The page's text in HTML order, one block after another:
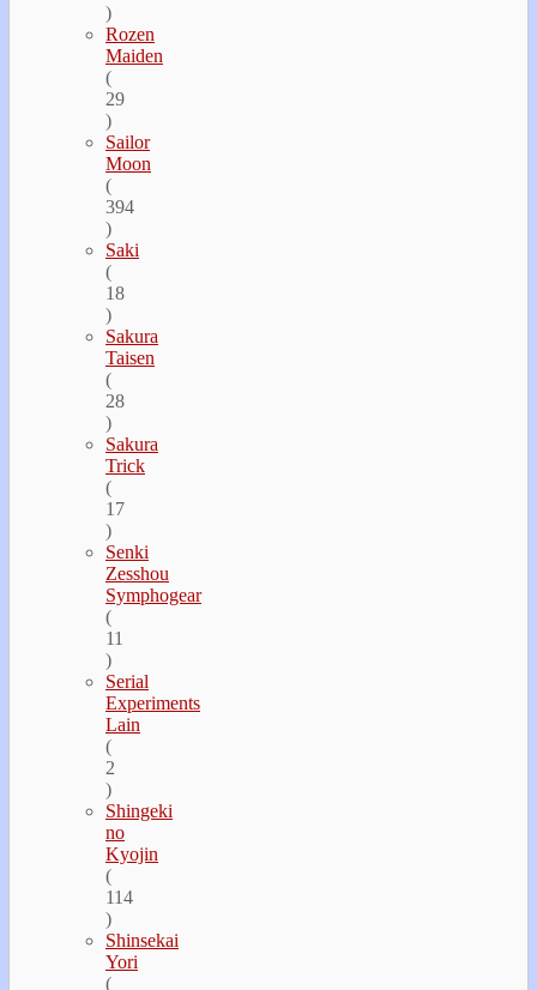
)
Rozen
Maiden
(
29
)
Sailor
Moon
(
394
)
Saki
(
18
)
Sakura
Taisen
(
28
)
Sakura
Trick
(
17
)
Senki
Zesshou
Symphogear
(
11
)
Serial
Experiments
Lain
(
2
)
Shingeki
no
Kyojin
(
114
)
Shinsekai
Yori
(